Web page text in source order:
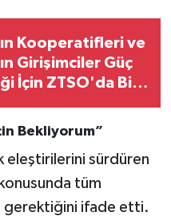
Kooperatifleri ve
Girişimciler Güç
İçin ZTSO'da Bir
Bekliyorum”
eleştirilerini sürdüren
tüm
gerektiğini ifade etti.